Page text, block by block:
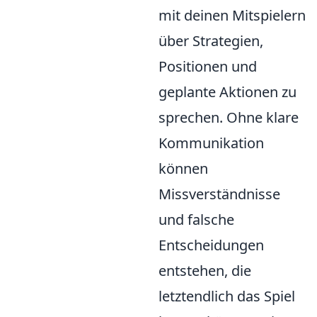
mit deinen Mitspielern
über Strategien,
Positionen und
geplante Aktionen zu
sprechen. Ohne klare
Kommunikation
können
Missverständnisse
und falsche
Entscheidungen
entstehen, die
letztendlich das Spiel